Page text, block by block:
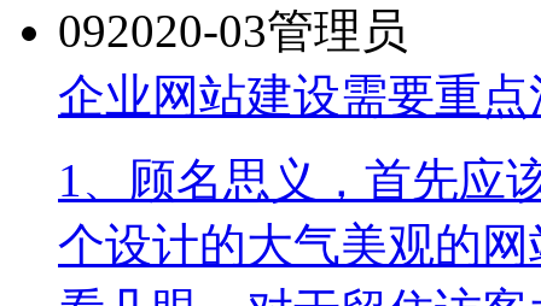
092020-03管理员
企业网站建设需要重
1、顾名思义，首先应
个设计的大气美观的